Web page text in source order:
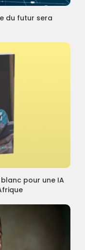
du futur sera
pour une IA